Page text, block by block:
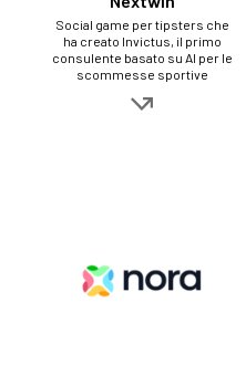
Social game per tipsters che
ha creato Invictus, il primo
consulente basato su AI per le
scommesse sportive